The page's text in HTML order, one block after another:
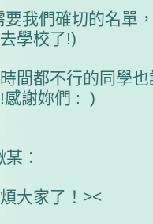
要我們確切的名單
學校了!)
間都不行的同學
感謝妳們 : )
：
大家了！><